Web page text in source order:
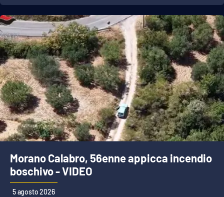
APP
Android
Apple
Morano Calabro, 56enne appicca incendio
boschivo - VIDEO
5 agosto 2026